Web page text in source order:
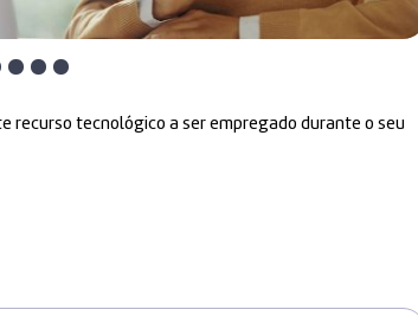
recurso tecnológico a ser empregado durante o seu